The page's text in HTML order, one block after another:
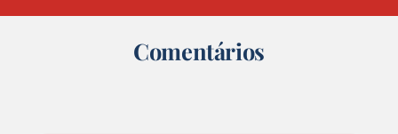
Comentários